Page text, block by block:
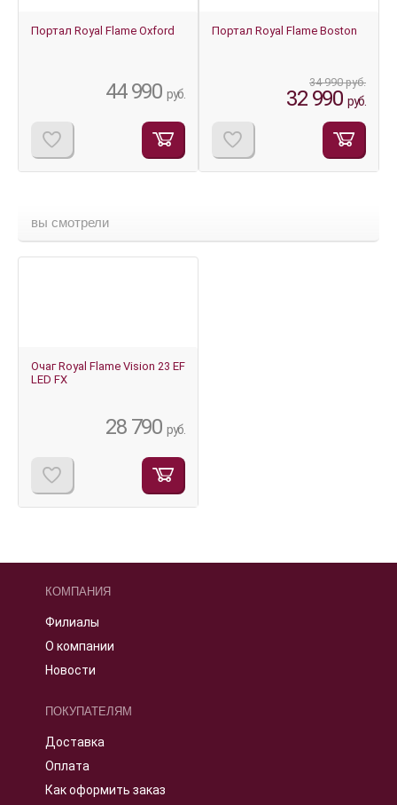
Портал Royal Flame Oxford
44 990 руб.
Портал Royal Flame Boston
34 990 руб.
32 990 руб.
вы смотрели
Очаг Royal Flame Vision 23 EF
LED FX
28 790 руб.
КОМПАНИЯ
Филиалы
О компании
Новости
ПОКУПАТЕЛЯМ
Доставка
Оплата
Как оформить заказ